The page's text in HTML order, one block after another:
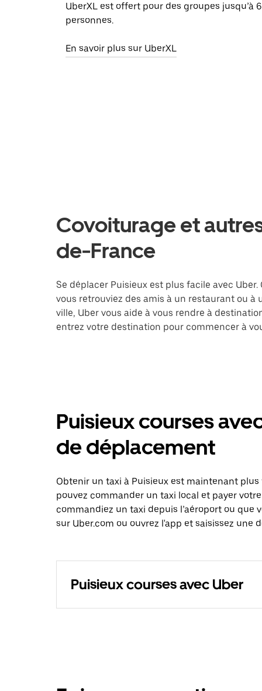
UberXL est offert pour des groupes jusqu’à 6
personnes.
En savoir plus sur UberXL
Covoiturage et
de-France
Se déplacer Puisieux est plus facile avec
vous retrouviez des amis à un restaurant ou
ville, Uber vous aide à vous rendre à
entrez votre destination pour commencer à
Puisieux courses
de déplacement
Obtenir un taxi à Puisieux est maintenant
pouvez commander un taxi local et payer
commandiez un taxi depuis l’aéroport ou
sur Uber.com ou ouvrez l'app et saisissez une
Puisieux courses avec Uber